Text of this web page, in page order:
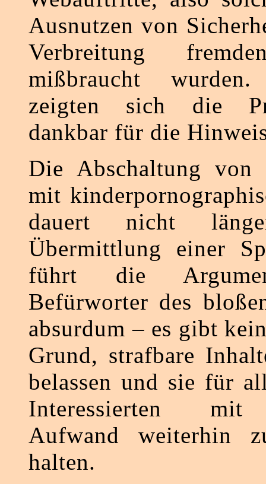
Ausnutzen von
Verbreitung
mißbraucht
zeigten sich die
dankbar für die
Die Abschaltung von
mit
dauert nicht
Übermittlung einer
führt die
Befürworter des
absurdum – es gibt
Grund, strafbare
belassen und sie für
Interessierten mit
Aufwand weiterhin
halten.